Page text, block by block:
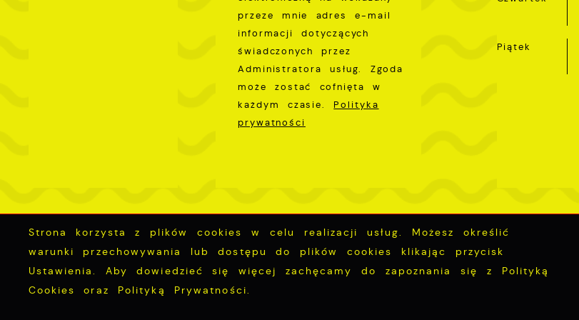
przeze mnie adres e-mail
informacji dotyczących
świadczonych przez
Administratora usług. Zgoda
może zostać cofnięta w
każdym czasie. Polityka
prywatności
Piątek
Mapa serwisu RSS Aktualności RSS Inwestycje Deklaracja dostępności
Strona korzysta z plików cookies w celu realizacji usług. Możesz określić
warunki przechowywania lub dostępu do plików cookies klikając przycisk
Ustawienia. Aby dowiedzieć się więcej zachęcamy do zapoznania się z Polityką
Cookies oraz Polityką Prywatności.